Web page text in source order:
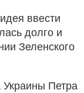
ввести
долго и
Зеленского
Украины Петра